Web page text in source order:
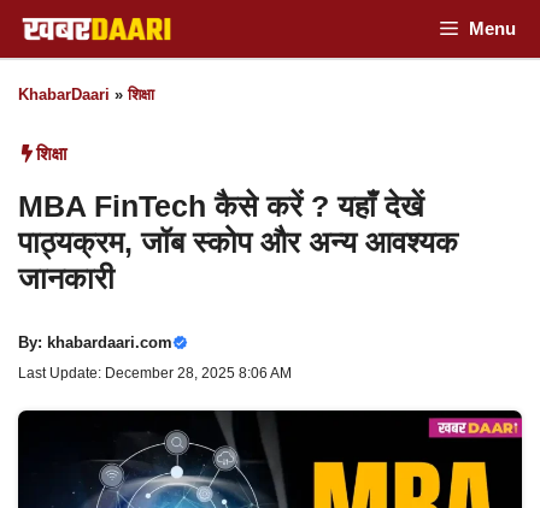
Skip
to
content
Menu
KhabarDaari »शिक्षा
शिक्षा
MBA FinTech कैसे करें ? यहाँ देखें
पाठ्यक्रम, जॉब स्कोप और अन्य आवश्यक
जानकारी
By: khabardaari.com
Last Update: December 28, 2025 8:06 AM